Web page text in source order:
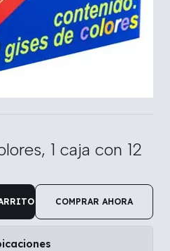
1 caja con 12
COMPRAR AHORA